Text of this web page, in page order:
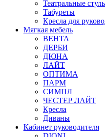
Театральные
Табуреты
Кресла для
Мягкая мебель
ВЕНТА
ДЕРБИ
ДЮНА
ЛАЙТ
ОПТИМА
ПАРМ
СИМПЛ
ЧЕСТЕР ЛАЙТ
Кресла
Диваны
Кабинет руководителя